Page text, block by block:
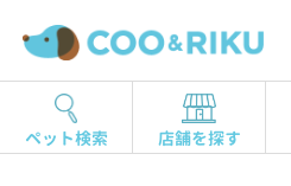
ペット検索 店舗を探す